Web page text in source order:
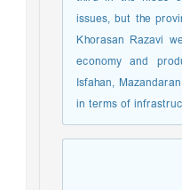
issues, but the
Khorasan Razavi
economy and
Isfahan,
in terms of